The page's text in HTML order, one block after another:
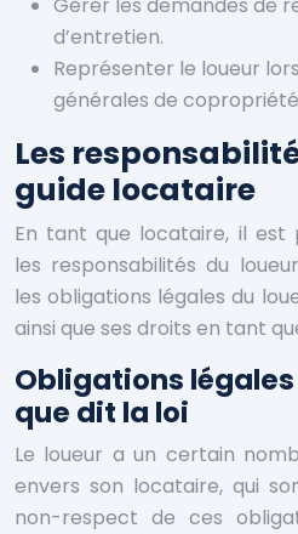
d’entretien.
Représenter le loueur
générales de
Les
guide locataire
En tant que locataire, il est
les responsabilités du
les obligations légales du
ainsi que ses droits en tant
Obligations
que dit la loi
Le loueur a un certain
envers son locataire, qui
non-respect de ces